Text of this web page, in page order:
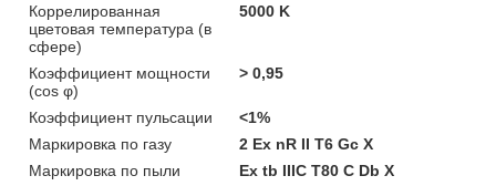
Коррелированная
цветовая температура (в
сфере)
5000 K
Коэффициент мощности
(cos φ)
> 0,95
Коэффициент пульсации
<1%
Маркировка по газу
2 Ex nR II T6 Gc X
Маркировка по пыли
Ex tb IIIC T80 С Db X